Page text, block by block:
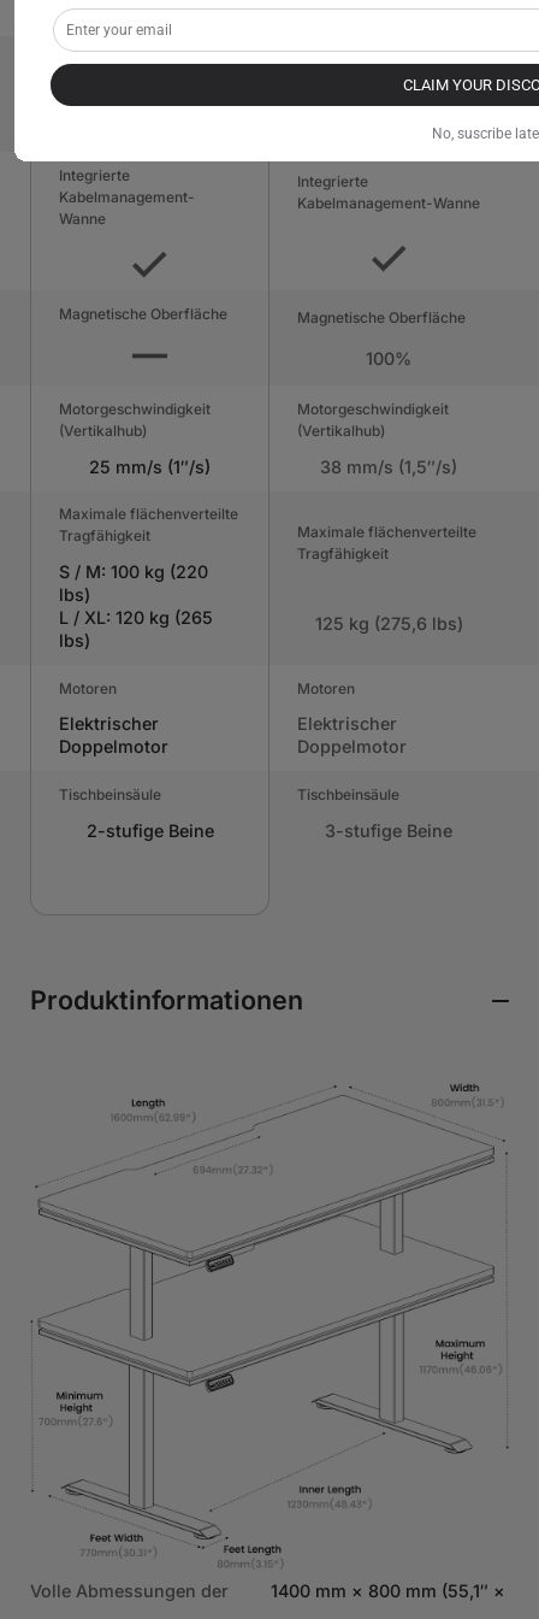
(Innen) MDF
(Innen) MDF mit Stahl
Stromversorgungssäule
Integrierte
Kabelmanagement-
Wanne
Integrierte
Kabelmanagement-Wanne
Magnetische Oberfläche Magnetische Oberfläche
100%
Motorgeschwindigkeit
(Vertikalhub)
25 mm/s (1″/s)
Motorgeschwindigkeit
(Vertikalhub)
38 mm/s (1,5″/s)
Maximale flächenverteilte
Tragfähigkeit
S / M: 100 kg (220
lbs)
L / XL: 120 kg (265
lbs)
Maximale flächenverteilte
Tragfähigkeit
125 kg (275,6 lbs)
Motoren
Elektrischer
Doppelmotor
Motoren
Elektrischer
Doppelmotor
Tischbeinsäule
2-stufige Beine
Tischbeinsäule
3-stufige Beine
Produktinformationen
Volle Abmessungen der 1400 mm × 800 mm (55,1″ ×
CLAIM YOUR
No, suscribe